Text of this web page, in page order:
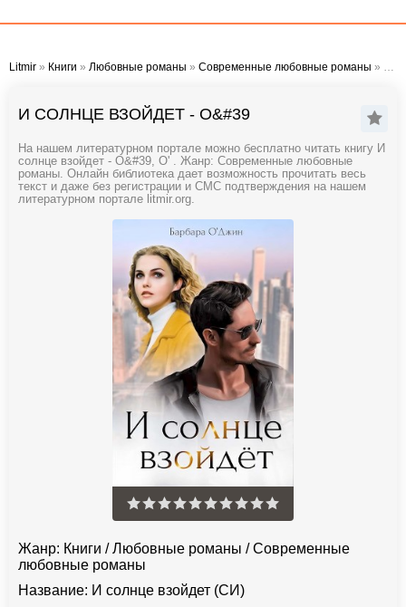
Litmir » Книги » Любовные романы » Современные любовные романы » И солнце взойдет - О'
И СОЛНЦЕ ВЗОЙДЕТ - О&#39
На нашем литературном портале можно бесплатно читать книгу И
солнце взойдет - О&#39, О' . Жанр: Современные любовные
романы. Онлайн библиотека дает возможность прочитать весь
текст и даже без регистрации и СМС подтверждения на нашем
литературном портале litmir.org.
Жанр: Книги /Любовные романы /Современные
любовные романы
Название: И солнце взойдет (СИ)